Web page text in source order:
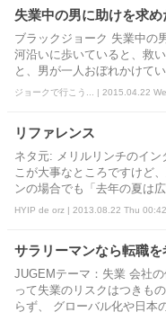
失業中の男に助けを求め
ブラックジョーク 失業中の
河沿いに歩いていると、救
と、男が一人おぼれかけて
ジョークで行こう... | 2015.04.22
リファレンス
ネタ元: メリルリンチのイ
こが大事なところですけど
ンの場合でも「去年の夏は
HYIP de orz | 2013.08.22 Thu 00:42
サラリーマンなら転職を
JUGEMテーマ：失業 会社
って失業のリスクはつきも
らず、 グローバル化や日本